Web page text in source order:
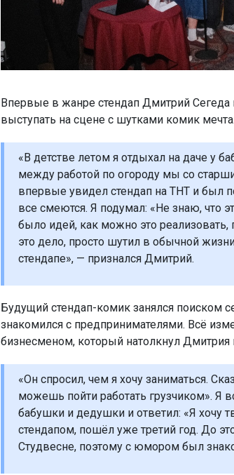
Впервые в жанре стендап Дмитрий Сегеда
выступать на сцене с шутками комик
«В детстве летом я отдыхал на даче у
между работой по огороду мы со
впервые увидел стендап на ТНТ и был
все смеются. Я подумал: «Не знаю, что
было идей, как можно это
это дело, просто шутил в обычной
стендапе», — признался Дмитрий.
Будущий стендап-комик занялся поиском
знакомился с предпринимателями. Всё
бизнесменом, который натолкнул
«Он спросил, чем я хочу заниматься.
можешь пойти работать грузчиком». Я
бабушки и дедушки и ответил: «Я хочу
стендапом, пошёл уже третий год. До
Студвесне, поэтому с юмором был